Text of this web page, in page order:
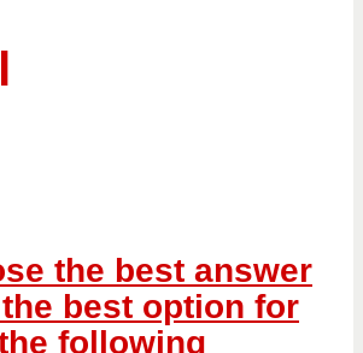
the best answer
best option for
following